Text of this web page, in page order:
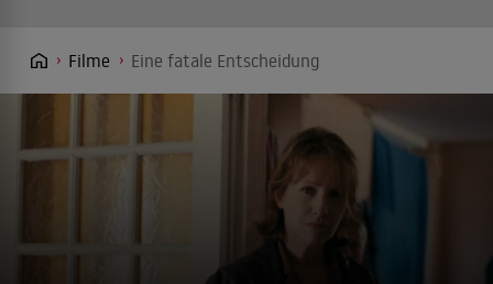
Filme Eine fatale Entscheidung